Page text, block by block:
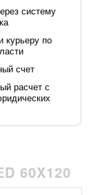
систему
курьеру по
счет
расчет с
60X120